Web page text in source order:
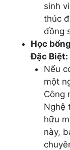
sinh
thúc
đồng
Học
Đặc Biệt:
Nếu
một
Công
Nghệ
hữu
này,